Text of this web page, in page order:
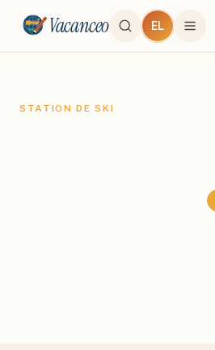
Vacanceo EL
STATION DE SKI